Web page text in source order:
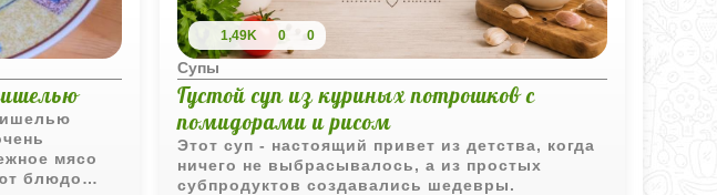
мясо
блюдо
1,49K 0 0
Супы
Густой суп из куриных потрошков с
помидорами и рисом
Этот суп - настоящий привет из детства, когда
ничего не выбрасывалось, а из простых
субпродуктов создавались шедевры.